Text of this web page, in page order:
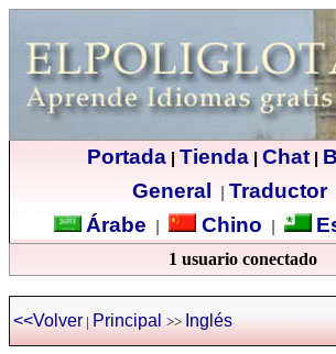
Portada| Tienda| Chat|
General
Traductor
Árabe Chino
1 usuario conectado
<<Volver|Principal >>Inglés